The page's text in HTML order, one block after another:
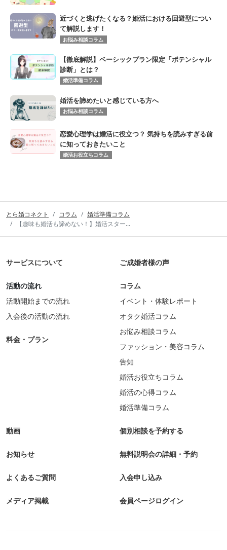
近づくと逃げたくなる？婚活における回避型につい
て解説します！
お悩み相談コラム
【徹底解説】ベーシックプラン限定「ポテンシャル
診断」とは？
婚活準備コラム
婚活を諦めたいと感じている方へ
お悩み相談コラム
恋愛心理学は婚活に役立つ？ 気持ちを読みすぎる前
に知っておきたいこと
婚活お役立ちコラム
とら婚コネクト コラム
婚活準備コラム
【趣味も婚活も諦めない！】婚活スター...
サービスについて
活動の流れ
活動開始までの流れ
入会後の活動の流れ
料金・プラン
ご成婚者様の声
コラム
イベント・体験レポート
オタク婚活コラム
お悩み相談コラム
ファッション・美容コラム
告知
婚活お役立ちコラム
婚活の心得コラム
婚活準備コラム
動画
お知らせ
よくあるご質問
メディア掲載
個別相談を予約する
無料説明会の詳細・予約
入会申し込み
会員ページログイン